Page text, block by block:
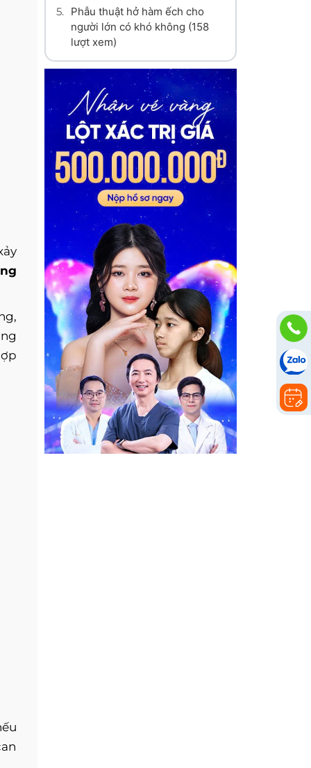
5.
Phẫu thuật hở hàm ếch cho
người lớn có khó không (158
lượt xem)